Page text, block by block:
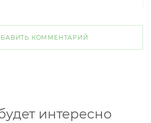
КОММЕНТАРИЙ
интересно